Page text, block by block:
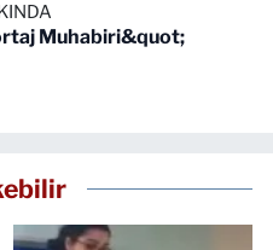
Muhabiri&quot;